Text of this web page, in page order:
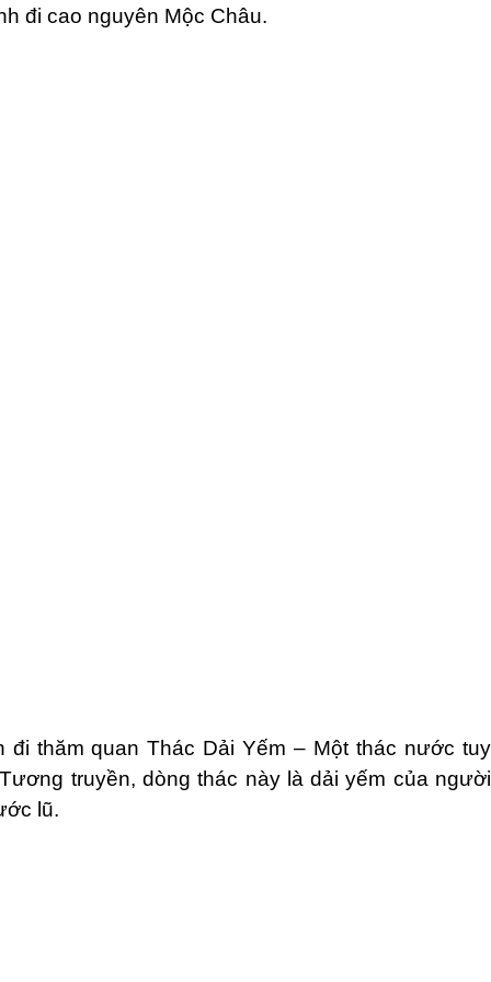
đi cao nguyên Mộc Châu.
thăm quan Thác Dải Yếm – Một thác nước tuy
truyền, dòng thác này là dải yếm của người
lũ.